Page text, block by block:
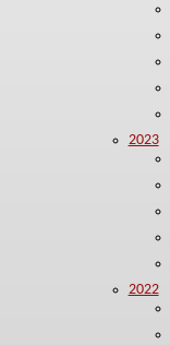
2023
2022